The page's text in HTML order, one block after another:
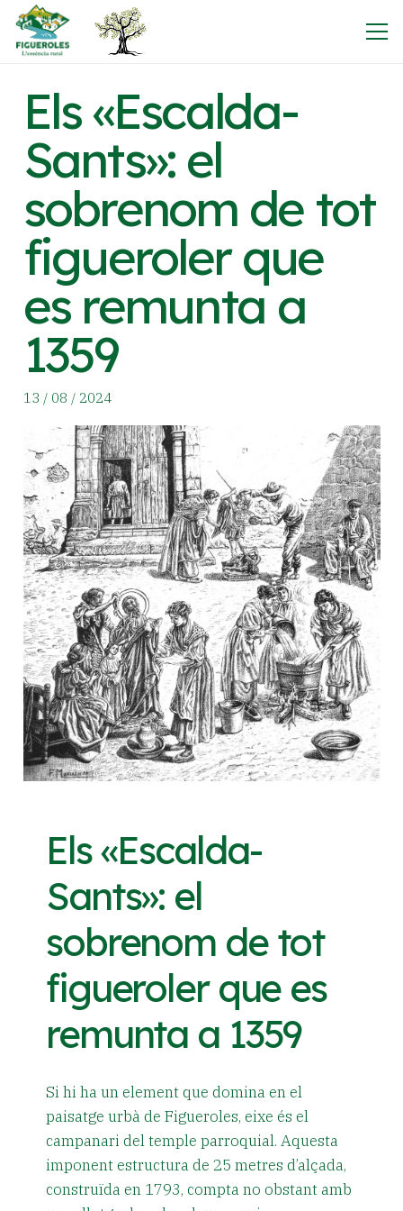
Els «Escalda-
Sants»: el
sobrenom de tot
figueroler que
es remunta a
1359
13 / 08 / 2024
Els «Escalda-
Sants»: el
sobrenom de tot
figueroler que es
remunta a 1359
Si hi ha un element que domina en el
paisatge urbà de Figueroles, eixe és el
campanari del temple parroquial. Aquesta
imponent estructura de 25 metres d’alçada,
construïda en 1793, compta no obstant amb